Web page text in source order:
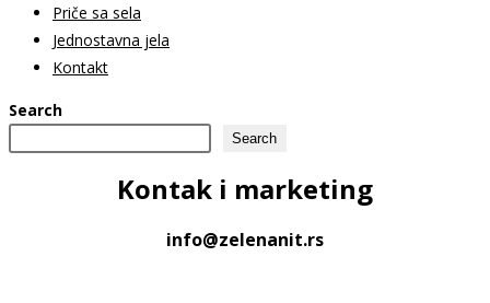
Priče sa sela
Jednostavna jela
Kontakt
Search
Search
Kontak i marketing
info@zelenanit.rs